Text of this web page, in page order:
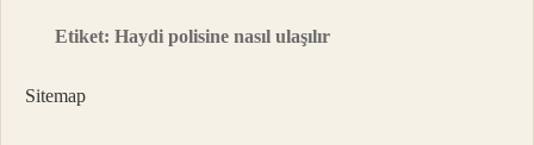
Etiket:Haydi polisine nasıl ulaşılır
Sitemap